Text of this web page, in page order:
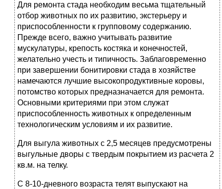
Для ремонта стада необходим весьма тщательный
отбор животных по их развитию, экстерьеру и
приспособленности к групповому содержанию.
Прежде всего, важно учитывать развитие
мускулатуры, крепость костяка и конечностей,
желательно учесть и типичность. Заблаговременно
при завершении бонитировки стада в хозяйстве
намечаются лучшие высокопродуктивные коровы,
потомство которых предназначается для ремонта.
Основными критериями при этом служат
приспособленность животных к определенным
технологическим условиям и их развитие.
Для выгула животных с 2,5 месяцев предусмотрены
выгульные дворы с твердым покрытием из расчета 2
кв.м. на телку.
С 8-10-дневного возраста телят выпускают на